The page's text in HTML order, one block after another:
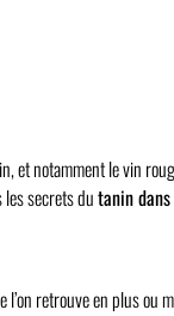
et notamment le vin
secrets dutanin
l’on retrouve en plus ou